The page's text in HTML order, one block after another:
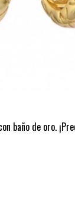
baño de oro.